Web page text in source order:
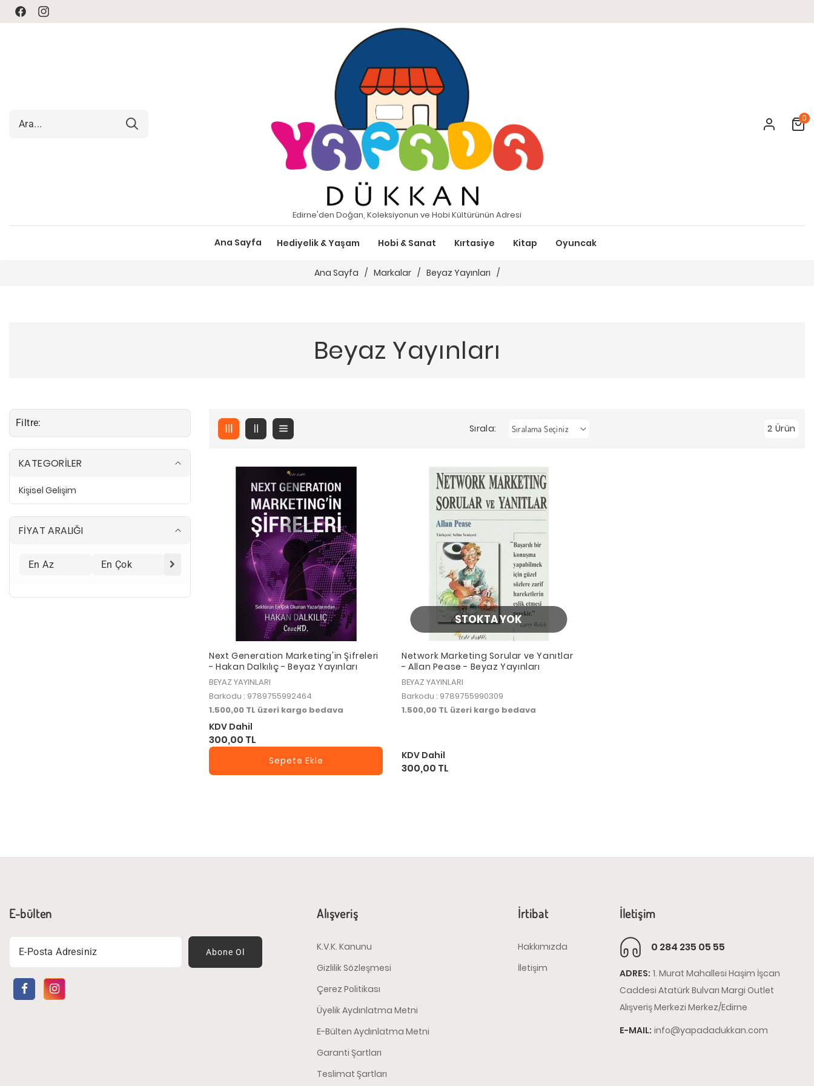
FacebookInstagram
Edirne'den Doğan, Koleksiyonun ve Hobi Kültürünün Adresi
Ana Sayfa Hediyelik & Yaşam Hobi & Sanat Kırtasiye Kitap Oyuncak
Cart
0
Ana Sayfa / Markalar / Beyaz Yayınları /
Beyaz Yayınları
Filtre:
KATEGORİLER
Kişisel Gelişim
K
i
i
s
e
i
FİYAT ARALIĞI
Sırala: 2 Ürün
Next Generation Marketing'in Şifreleri
- Hakan Dalkılıç - Beyaz Yayınları
BEYAZ YAYINLARI
Barkodu : 9789755992464
1.500,00 TL üzeri kargo bedava
KDV Dahil
300,00 TL
Sepete Ekle
STOKTA YOK
Network Marketing Sorular ve Yanıtlar
- Allan Pease - Beyaz Yayınları
BEYAZ YAYINLARI
Barkodu : 9789755990309
1.500,00 TL üzeri kargo bedava
KDV Dahil
300,00 TL
E-bülten
Email Abone Ol
Alışveriş
K.V.K. Kanunu
Gizlilik Sözleşmesi
Çerez Politikası
Üyelik Aydınlatma Metni
E-Bülten Aydınlatma Metni
Garanti Şartları
Teslimat Şartları
İrtibat
Hakkımızda
İletişim
İletişim
0 284 235 05 55
ADRES: 1. Murat Mahallesi Haşim İşcan
Caddesi Atatürk Bulvarı Margi Outlet
Alışveriş Merkezi Merkez/Edirne
E-MAIL: info@yapadadukkan.com